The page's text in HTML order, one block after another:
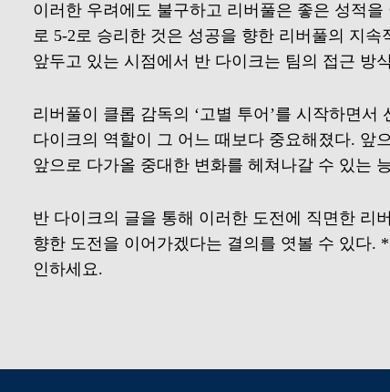
이러한 우려에도 불구하고 리버풀은 좋은 성적
로 5-2로 승리한 것은 성공을 향한 리버풀의 지
앞두고 있는 시점에서 반 다이크는 팀의 접근 방
리버풀이 클롭 감독의 ‘고별 투어’를 시작하면
다이크의 역할이 그 어느 때보다 중요해졌다. 앞
앞으로 다가올 중대한 변화를 헤쳐나갈 수 있는
반 다이크의 글을 통해 이러한 도전에 직면한 리
향한 도전을 이어가겠다는 결의를 엿볼 수 있다
인하세요.